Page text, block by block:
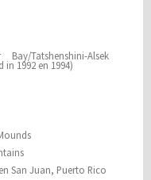
Bay/Tatshenshini-Alsek
1992 en 1994)
San Juan, Puerto Rico